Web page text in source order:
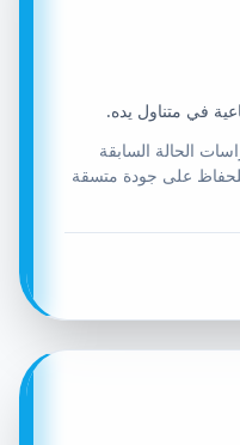
في متناول يده.
الحالة السابقة
للحفاظ على جودة متسقة